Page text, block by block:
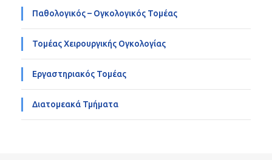
Παθολογικός – Ογκολογικός Τομέας
Τομέας Χειρουργικής Ογκολογίας
Εργαστηριακός Τομέας
Διατομεακά Τμήματα